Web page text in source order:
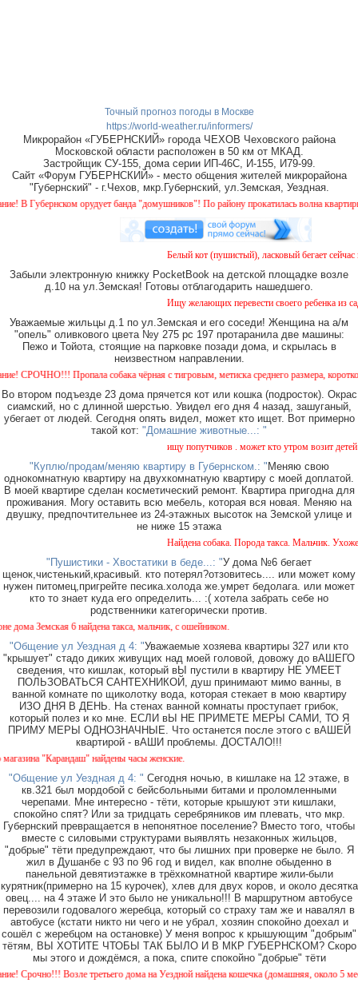
Точный прогноз погоды в Москве
https://world-weather.ru/informers/
Микрорайон «ГУБЕРНСКИЙ» города ЧЕХОВ Чеховского района
Московской области расположен в 50 км от МКАД.
Застройщик СУ-155, дома серии ИП-46С, И-155, И79-99.
Сайт «Форум ГУБЕРНСКИЙ» - место общения жителей микрорайона
"Губернский" - г.Чехов, мкр.Губернский, ул.Земская, Уездная.
Губернском орудует банда "домушников"! По району прокатилась волна квартирных
Белый кот (пушистый), ласковый бегает
Забыли электронную книжку PocketBook на детской площадке возле
д.10 на ул.Земская! Готовы отблагодарить нашедшего.
Ищу желающих перевести своего ребенка из
Уважаемые жильцы д.1 по ул.Земская и его соседи! Женщина на а/м
"опель" оливкового цвета №у 275 рс 197 протаранила две машины:
Пежо и Тойота, стоящие на парковке позади дома, и скрылась в
неизвестном направлении.
Пропала собака чёрная с тигровым, метиска среднего размера,
Во втором подъезде 23 дома прячется кот или кошка (подросток). Окрас
сиамский, но с длинной шерстью. Увидел его дня 4 назад, зашуганый,
убегает от людей. Сегодня опять видел, может кто ищет. Вот примерно
такой кот: "Домашние животные...: "
ищу попутчиков . может кто утром возит детей
"Куплю/продам/меняю квартиру в Губернском.: " Меняю свою
однокомнатную квартиру на двухкомнатную квартиру с моей доплатой.
В моей квартире сделан косметический ремонт. Квартира пригодна для
проживания. Могу оставить всю мебель, которая вся новая. Меняю на
двушку, предпочтительнее из 24-этажных высоток на Земской улице и
не ниже 15 этажа
Найдена собака. Порода такса. Мальчик.
"Пушистики - Хвостатики в беде...: "У дома №6 бегает
щенок,чистенький,красивый. кто потерял?отзовитесь.... или может кому
нужен питомец,пригрейте песика.холода же.умрет бедолага. или может
кто то знает куда его определить... :( хотела забрать себе но
родственники категорически против.
Земская 6 найдена такса, мальчик, с ошейником.
"Общение ул Уездная д 4: "Уважаемые хозяева квартиры 327 или кто
"крышует" стадо диких живущих над моей головой, довожу до вАШЕГО
сведения, что кишлак, который вЫ пустили в квартиру НЕ УМЕЕТ
ПОЛЬЗОВАТЬСЯ САНТЕХНИКОЙ, душ принимают мимо ванны, в
ванной комнате по щиколотку вода, которая стекает в мою квартиру
ИЗО ДНЯ В ДЕНЬ. На стенах ванной комнаты проступает грибок,
который полез и ко мне. ЕСЛИ вЫ НЕ ПРИМЕТЕ МЕРЫ САМИ, ТО Я
ПРИМУ МЕРЫ ОДНОЗНАЧНЫЕ. Что останется после этого с вАШЕЙ
квартирой - вАШИ проблемы. ДОСТАЛО!!!
"Карандаш" найдены часы женские.
"Общение ул Уездная д 4: " Сегодня ночью, в кишлаке на 12 этаже, в
кв.321 был мордобой с бейсбольными битами и проломленными
черепами. Мне интересно - тёти, которые крышуют эти кишлаки,
спокойно спят? Или за тридцать серебряников им плевать, что мкр.
Губернский превращается в непонятное поселение? Вместо того, чтобы
вместе с силовыми структурами выявлять незаконных жильцов,
"добрые" тёти предупреждают, что бы лишних при проверке не было. Я
жил в Душанбе с 93 по 96 год и видел, как вполне обыденно в
панельной девятиэтажке в трёхкомнатной квартире жили-были
курятник(примерно на 15 курочек), хлев для двух коров, и около десятка
овец.... на 4 этаже И это было не уникально!!! В маршрутном автобусе
перевозили годовалого жеребца, который со страху там же и навалял в
автобусе (кстати никто ни чего и не убрал, хозяин спокойно доехал и
сошёл с жеребцом на остановке) У меня вопрос к крышующим "добрым"
тётям, ВЫ ХОТИТЕ ЧТОБЫ ТАК БЫЛО И В МКР ГУБЕРНСКОМ? Скоро
мы этого и дождёмся, а пока, спите спокойно "добрые" тёти
Возле третьего дома на Уездной найдена кошечка (домашняя, около 5